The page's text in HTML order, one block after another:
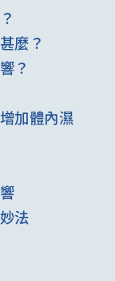
麼？
？
加體內濕
法